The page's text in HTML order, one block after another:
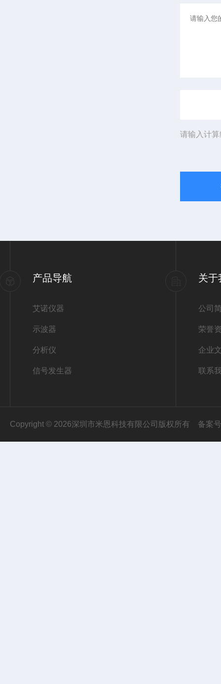
请输入计
产品导航
艾诺仪器
示波器
分析仪
信号发生器
关于
公司
荣誉
企业
联系
Copyright © 2026深圳市米恩科技有限公司版权所有 备案